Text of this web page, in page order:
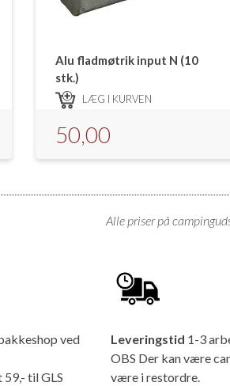
Alu fladmøtrik input N (10
stk.)
LÆG I KURVEN
50,00
Alle priser på
ved
til GLS
Leveringstid 1-3
OBS Der kan være
være i restordre.